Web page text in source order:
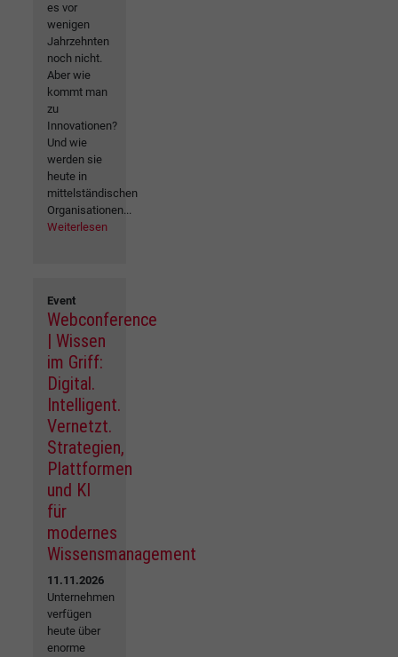
es vor
wenigen
Jahrzehnten
noch nicht.
Aber wie
kommt man
zu
Innovationen?
Und wie
werden sie
heute in
mittelständischen
Organisationen...
Weiterlesen
Event
Webconference
| Wissen
im Griff:
Digital.
Intelligent.
Vernetzt.
Strategien,
Plattformen
und KI
für
modernes
Wissensmanagement
11.11.2026
Unternehmen
verfügen
heute über
enorme